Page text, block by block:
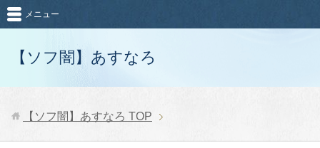
【ソフ闇】あすなろ
メニュー
【ソフ闇】あすなろ TOP